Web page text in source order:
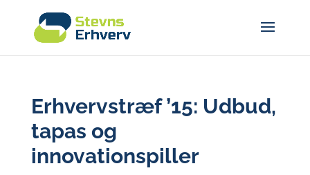
Erhvervstræf ’15: Udbud,
tapas og
innovationspiller